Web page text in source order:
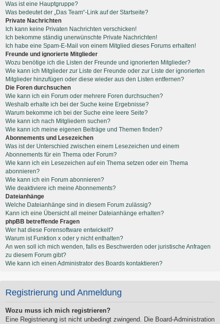
Was ist eine Hauptgruppe?
Was bedeutet der „Das Team“-Link auf der Startseite?
Private Nachrichten
Ich kann keine Privaten Nachrichten verschicken!
Ich bekomme ständig unerwünschte Private Nachrichten!
Ich habe eine Spam-E-Mail von einem Mitglied dieses Forums erhalten!
Freunde und ignorierte Mitglieder
Wozu benötige ich die Listen der Freunde und ignorierten Mitglieder?
Wie kann ich Mitglieder zur Liste der Freunde oder zur Liste der ignorierten
Mitglieder hinzufügen oder diese wieder aus den Listen entfernen?
Die Foren durchsuchen
Wie kann ich ein Forum oder mehrere Foren durchsuchen?
Weshalb erhalte ich bei der Suche keine Ergebnisse?
Warum bekomme ich bei der Suche eine leere Seite?
Wie kann ich nach Mitgliedern suchen?
Wie kann ich meine eigenen Beiträge und Themen finden?
Abonnements und Lesezeichen
Was ist der Unterschied zwischen einem Lesezeichen und einem
Abonnements für ein Thema oder Forum?
Wie kann ich ein Lesezeichen auf ein Thema setzen oder ein Thema
abonnieren?
Wie kann ich ein Forum abonnieren?
Wie deaktiviere ich meine Abonnements?
Dateianhänge
Welche Dateianhänge sind in diesem Forum zulässig?
Kann ich eine Übersicht all meiner Dateianhänge erhalten?
phpBB betreffende Fragen
Wer hat diese Forensoftware entwickelt?
Warum ist Funktion x oder y nicht enthalten?
An wen soll ich mich wenden, falls es Beschwerden oder juristische Anfragen
zu diesem Forum gibt?
Wie kann ich einen Administrator des Boards kontaktieren?
Registrierung und Anmeldung
Wozu muss ich mich registrieren?
Eine Registrierung ist nicht unbedingt zwingend. Die Board-Administration